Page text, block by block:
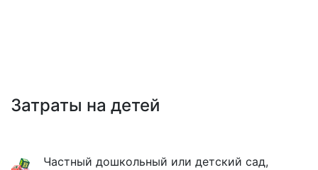
Затраты на детей
Частный дошкольный или детский сад,